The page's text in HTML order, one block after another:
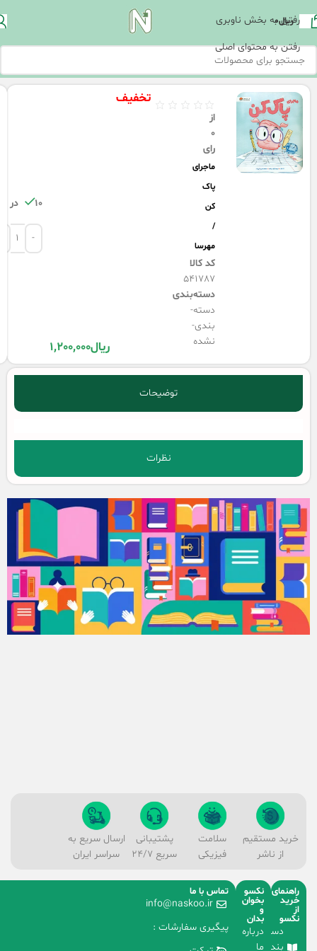
رفتن به بخش ناوبری
رفتن به محتوای اصلی
ریال0
از
0
رای
ماجرای
پاک
کن
/
مهرسا
کد کالا
541787
دسته‌بندی
دسته-
بندی-
نشده
تخفیف
ریال1,200,000
10 در انبار
توضیحات
نظرات
خرید مستقیم
از ناشر
سلامت
فیزیکی
پشتیبانی
سریع 24/7
ارسال سریع به
سراسر ایران
راهنمای
خرید
از
نکسو
دسته
بندی
نکسو
بخوان
و
بدان
درباره
ما
تماس با ما
info@naskoo.ir
پیگیری سفارشات :